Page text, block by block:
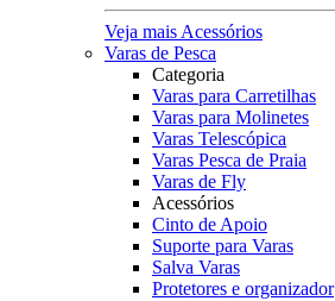
Veja mais Acessórios
Varas de Pesca
Categoria
Varas para Carretilhas
Varas para Molinetes
Varas Telescópica
Varas Pesca de Praia
Varas de Fly
Acessórios
Cinto de Apoio
Suporte para Varas
Salva Varas
Protetores e organizador